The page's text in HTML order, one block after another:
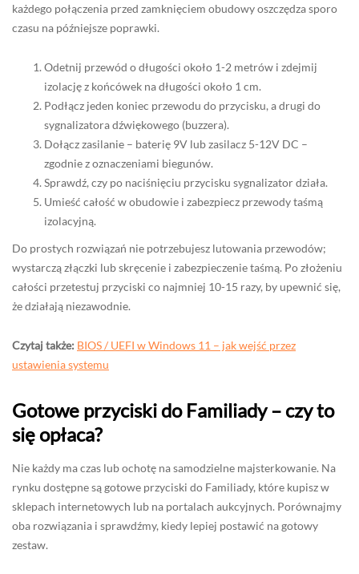
każdego połączenia przed zamknięciem obudowy oszczędza sporo
czasu na późniejsze poprawki.
Odetnij przewód o długości około 1-2 metrów i zdejmij
izolację z końcówek na długości około 1 cm.
Podłącz jeden koniec przewodu do przycisku, a drugi do
sygnalizatora dźwiękowego (buzzera).
Dołącz zasilanie – baterię 9V lub zasilacz 5-12V DC –
zgodnie z oznaczeniami biegunów.
Sprawdź, czy po naciśnięciu przycisku sygnalizator działa.
Umieść całość w obudowie i zabezpiecz przewody taśmą
izolacyjną.
Do prostych rozwiązań nie potrzebujesz lutowania przewodów;
wystarczą złączki lub skręcenie i zabezpieczenie taśmą. Po złożeniu
całości przetestuj przyciski co najmniej 10-15 razy, by upewnić się,
że działają niezawodnie.
Czytaj także: BIOS / UEFI w Windows 11 – jak wejść przez
ustawienia systemu
Gotowe przyciski do Familiady – czy to
się opłaca?
Nie każdy ma czas lub ochotę na samodzielne majsterkowanie. Na
rynku dostępne są gotowe przyciski do Familiady, które kupisz w
sklepach internetowych lub na portalach aukcyjnych. Porównajmy
oba rozwiązania i sprawdźmy, kiedy lepiej postawić na gotowy
zestaw.